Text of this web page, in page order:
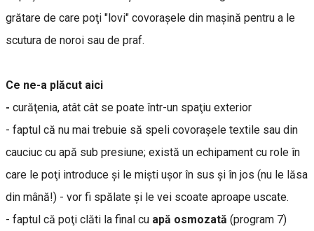
grătare de care poţi "lovi" covoraşele din maşină pentru a le
scutura de noroi sau de praf.
Ce ne-a plăcut aici
- curăţenia, atât cât se poate într-un spaţiu exterior
- faptul că nu mai trebuie să speli covoraşele textile sau din
cauciuc cu apă sub presiune; există un echipament cu role în
care le poţi introduce şi le mişti uşor în sus şi în jos (nu le lăsa
din mână!) - vor fi spălate şi le vei scoate aproape uscate.
- faptul că poţi clăti la final cu apă osmozată (program 7)